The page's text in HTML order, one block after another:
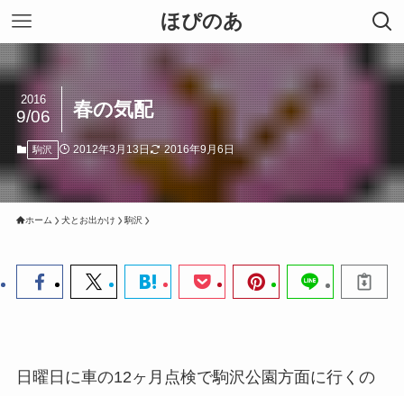
ほぴのあ
春の気配
2016
9/06
駒沢 2012年3月13日 2016年9月6日
ホーム 犬とお出かけ 駒沢
日曜日に車の12ヶ月点検で駒沢公園方面に行くの